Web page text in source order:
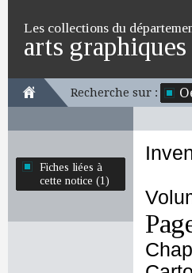
Les collections du
arts graphiques
Recherche sur :
Fiches liées à
cette notice (1)